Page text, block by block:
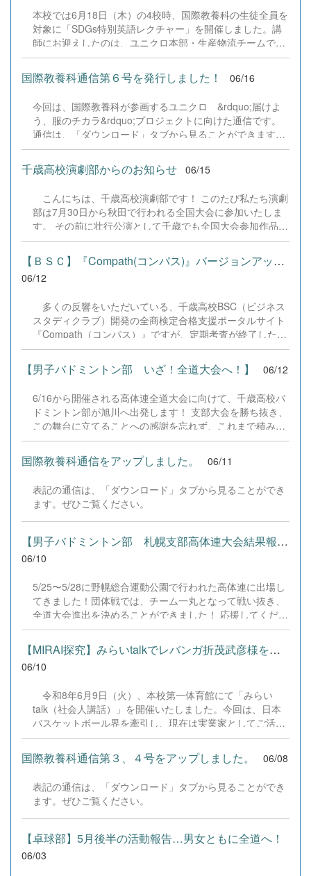
とうございました #高校生活 #仲間に感謝 #3年間ありがと
う
し、感謝いたします。 なお、茎津俊爾全日制振興会会長よ
り、令和10年11月11日（土）にANAクラウンプラザにて開
校80周年祝賀会を開催することが発表されました。詳細は
追って連絡いたしますので、お待ちください。
本校では6月18日（木）の4校時、国際教養科の生徒全員を
対象に「SDGs特別英語レクチャー」を開催しました。講
師にお迎えしたのは、ユニクロ本部・生産物流チームで活
躍されているベトナム出身のMy Ha（ミーハ）さんです。
全国約1000校で実施されているこのプロジェクトですが、
今回は数少ない「英語での講演」として、レクチャーから
た。 「もし自分が今すぐ国を逃れるなら、1つのリュック
に何を詰めるか」というワークショップでは、水やスマー
トフォンを選んだ生徒たちに対し、実際の難民が長旅を見
据えて「薬や歯ブラシ」を携えていた現実の写真が紹介さ
れ、会場からは驚きの声が上がりました。受講した生徒
知らぬ誰かと『この色が好き』という前向きな感情を共有
できる素晴らしい取り組みだと知り、深い感銘を受けた」
と語り、他者のために行動したいという強い思いを募らせ
服を集める活動を本格的にスタートさせます。ポスター制
作やPR活動の...
国際教養科通信第６号を発行しました！ 06/16
今回は、国際教養科が参画するユニクロ &rdquo;届けよ
う、服のチカラ&rdquo;プロジェクトに向けた通信です。
通信は、「ダウンロード」タブから見ることができます。
ぜひご覧ください。
千歳高校演劇部からのお知らせ 06/15
こんにちは、千歳高校演劇部です！ このたび私たち演劇
部は7月30日から秋田で行われる全国大会に参加いたしま
す。 その前に壮行公演として千歳でも全国大会参加作品の
「ぐるぐるランドリー」を上演いたします。あわせてⅠ年
生お披露目公演も予定しております。 7月20日（月・祝）
はお友達やご家族をお誘い合わせのうえ、ぜひ北ガス文化
ホールに足を運びいただけたら幸いです。 また、こちらか
たします。 ぐるランチケット予約フォーム
&rarr;https://forms.gle/CveQH7nYpMFq9dA37
【ＢＳＣ】『Compath(コンパス)』バージョンアップのお知らせ
06/12
多くの反響をいただいている、千歳高校BSC（ビジネス
スタディクラブ）開発の全商検定合格支援ポータルサイト
『Compath（コンパス）』ですが、定期考査が終了したタ
イミングに合わせ、バージョンアップを行いました。 今
回は、皆様からいただいたアンケートのご意見をもとに、
BSC部員の中から結成された「4名のプログラミングチー
ジョンアップの実装を担当いたしました。（※開発もこの
４名が全て実施しております） また、今回のバージョン
アップに合わせて、サイトのデザインを「青」から
「赤」、そして「白」へと変更しています！なお、プログ
ラムを改変した各バージョンは、本校Webページのダウン
回の主な更新内容は以下の通りです。 【更新内容（プログ
ラム更新）】 ビジネス計算関連：見取り算（大）、減価償
ジネス文書関連：そうめん打英語関連：全商英語1級対
策、全商英検1級対策リーディング、2級対策、対話文の応
【男子バドミントン部 いざ！全道大会へ！】 06/12
6/16から開催される高体連全道大会に向けて、千歳高校バ
ドミントン部が旭川へ出発します！ 支部大会を勝ち抜き、
この舞台に立てることへの感謝を忘れず、これまで積み重
ねてきた練習の成果を発揮できるようチーム一丸となって
戦ってきます。 支えてくださる保護者の皆様、先生方、
OB・OGの皆様、そして応援してくださるすべての方々へ
ろしくお願いいたします！ 「感謝を力に、全力プレー
で！」 #千歳高校 #千歳高校バドミントン部 #高体連 #全道
大会 #バドミントン #旭川 #感謝 #挑戦 #チーム千歳 #全力
プレー
国際教養科通信をアップしました。 06/11
表記の通信は、「ダウンロード」タブから見ることができ
ます。ぜひご覧ください。
【男子バドミントン部 札幌支部高体連大会結果報告】
06/10
5/25〜5/28に野幌総合運動公園で行われた高体連に出場し
てきました！団体戦では、チーム一丸となって戦い抜き、
全道大会進出を決めることができました！ 応援してくださ
った皆さま、本当にありがとうございました！一人ひとり
が最後まで諦めずにプレーし、この結果につなげることが
できました。 次は全道大会に向けて、さらにレベルアッ
プできるよう頑張ります！全道大会は、6/16〜6/19に
て行われます！引き続き応援よろしくお願いします！
【MIRAI探究】みらいtalkでレバンガ折茂武彦様を招聘
06/10
令和8年6月9日（火）、本校第一体育館にて「みらい
talk（社会人講話）」を開催いたしました。今回は、日本
バスケットボール界を牽引し、現在は実業家としてご活躍
されている株式会社レバンガ北海道 代表取締役社長の折茂
武彦 様をお招きし、「北海道と未来のために ～選手とし
て、経営者として～」と題してご講演いただきました。
人生を切り拓くための「情熱・覚悟・継続」「準備・意
識・習慣」の大切さについて熱いメッセージをいただきま
した。特に、自らの可能性を広げるために「行動・継続・
挑戦し続けること」、そして「最後は気合と根性が必要」
という力強いお言葉が印象的でした。 受講した生徒から
は、 「悩む時間は無駄。失敗を引きずらずポジティブに切
国際教養科通信第３、４号をアップしました。 06/08
表記の通信は、「ダウンロード」タブから見ることができ
ます。ぜひご覧ください。
【卓球部】5月後半の活動報告…男女ともに全道へ！
06/03